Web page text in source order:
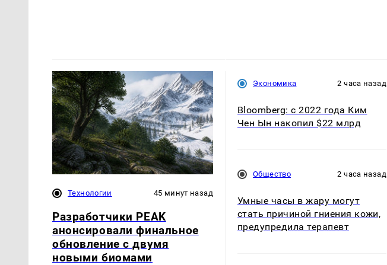
Технологии 45 минут назад
Разработчики PEAK
анонсировали финальное
обновление с двумя
новыми биомами
Экономика 2 часа назад
Bloomberg: с 2022 года Ким
Чен Ын накопил $22 млрд
Общество 2 часа назад
Умные часы в жару могут
стать причиной гниения кожи,
предупредила терапевт